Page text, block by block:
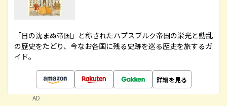
「日の沈まぬ帝国」と称されたハプスブルク帝国の栄光と動乱
の歴史をたどり、今なお各国に残る史跡を巡る歴史を旅するガ
イド。
詳細を見る
AD